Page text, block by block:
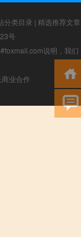
分类目录 | 精选推荐文章
号
说明，我们
业合作